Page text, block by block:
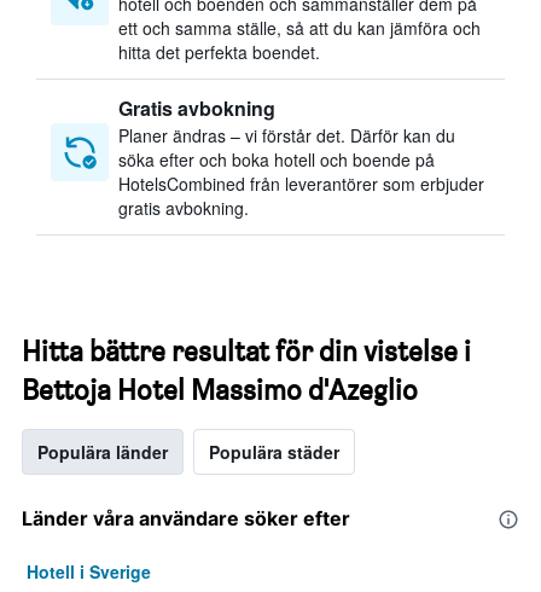
ett och samma ställe, så att du kan jämföra och
hitta det perfekta boendet.
Gratis avbokning
Planer ändras – vi förstår det. Därför kan du
söka efter och boka hotell och boende på
HotelsCombined från leverantörer som erbjuder
gratis avbokning.
Hitta bättre resultat för din vistelse i
Bettoja Hotel Massimo d'Azeglio
Populära länder Populära städer
Länder våra användare söker efter
Hotell i Sverige